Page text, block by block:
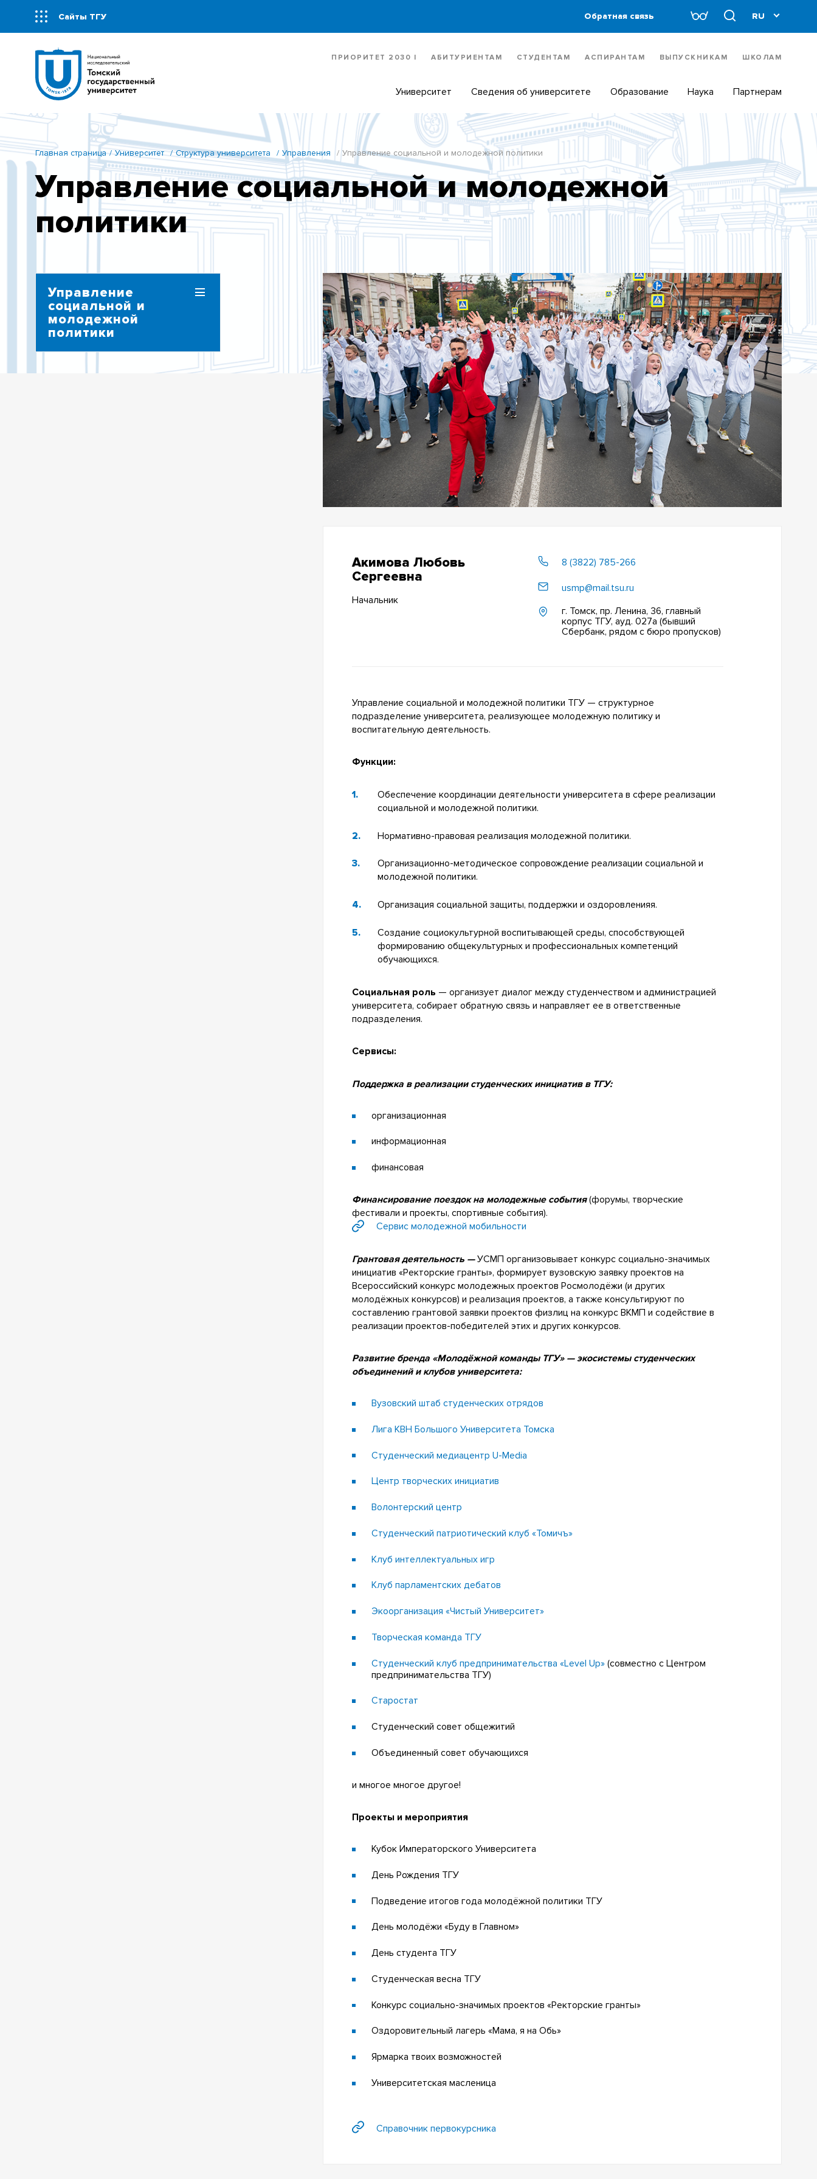
Сайты ТГУ Обратная связь
ПРИОРИТЕТ 2030 | АБИТУРИЕНТАМ СТУДЕНТАМ АСПИРАНТАМ ВЫПУСКНИКАМ ШКОЛАМ
Университет Сведения об университете Образование Наука Партнерам
Главная страница Университет Структура университета Управления Управление социальной и молодежной политики
Управление социальной и молодежной
политики
Управление
социальной и
молодежной
политики
ОБУЧАЮЩИХСЯ
Акимова Любовь
Сергеевна
Начальник
8 (3822) 785-266
usmp@mail.tsu.ru
г. Томск, пр. Ленина, 36, главный
корпус ТГУ, ауд. 027а (бывший
Сбербанк, рядом с бюро пропусков)
Управление социальной и молодежной политики ТГУ — структурное
подразделение университета, реализующее молодежную политику и
воспитательную деятельность.
Функции:
Обеспечение координации деятельности университета в сфере реализации
социальной и молодежной политики.
Нормативно-правовая реализация молодежной политики.
Организационно-методическое сопровождение реализации социальной и
молодежной политики.
Организация социальной защиты, поддержки и оздоровленияя.
Создание социокультурной воспитывающей среды, способствующей
формированию общекультурных и профессиональных компетенций
обучающихся.
Социальная роль — организует диалог между студенчеством и администрацией
университета, собирает обратную связь и направляет ее в ответственные
подразделения.
Сервисы:
Поддержка в реализации студенческих инициатив в ТГУ:
организационная
информационная
финансовая
Финансирование поездок на молодежные события(форумы, творческие
фестивали и проекты, спортивные события).
Сервис молодежной мобильности
Грантовая деятельность —УСМП организовывает конкурс социально-значимых
инициатив «Ректорские гранты», формирует вузовскую заявку проектов на
Всероссийский конкурс молодежных проектов Росмолодёжи (и других
молодёжных конкурсов) и реализация проектов, а также консультируют по
составлению грантовой заявки проектов физлиц на конкурс ВКМП и содействие в
реализации проектов-победителей этих и других конкурсов.
Развитие бренда «Молодёжной команды ТГУ» — экосистемы студенческих
объединений и клубов университета:
Вузовский штаб студенческих отрядов
Лига КВН Большого Университета Томска
Студенческий медиацентр U-Media
Центр творческих инициатив
Волонтерский центр
Студенческий патриотический клуб «Томичъ»
Клуб интеллектуальных игр
Клуб парламентских дебатов
Экоорганизация «Чистый Университет»
Творческая команда ТГУ
Студенческий клуб предпринимательства «Level Up»(совместно с Центром
предпринимательства ТГУ)
Старостат
Студенческий совет общежитий
Объединенный совет обучающихся
и многое многое другое!
Проекты и мероприятия
Кубок Императорского Университета
День Рождения ТГУ
Подведение итогов года молодёжной политики ТГУ
День молодёжи «Буду в Главном»
День студента ТГУ
Студенческая весна ТГУ
Конкурс социально-значимых проектов «Ректорские гранты»
Оздоровительный лагерь «Мама, я на Обь»
Ярмарка твоих возможностей
Университетская масленица
Справочник первокурсника